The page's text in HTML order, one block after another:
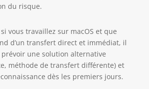
du risque.
vous travaillez sur macOS et que
d’un transfert direct et immédiat, il
une solution alternative
méthode de transfert différente) et
dès les premiers jours.